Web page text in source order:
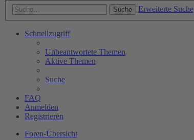
Suche Erweiterte Suche
Schnellzugriff
Unbeantwortete Themen
Aktive Themen
Suche
FAQ
Anmelden
Registrieren
Foren-Übersicht